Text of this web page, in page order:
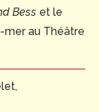
Bess et le
mer au Théâtre